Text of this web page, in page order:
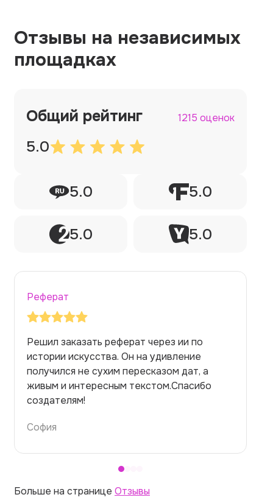
Отзывы на независимых
площадках
Общий рейтинг 1215 оценок
5.0
5.0 5.0
5.0 5.0
реферат через ии по
Он на удивление
сухим пересказом дат, а
текстом.Спасибо
Заказывала
на медицинскую
но справилась.
правильно. Для
Больше на странице Отзывы